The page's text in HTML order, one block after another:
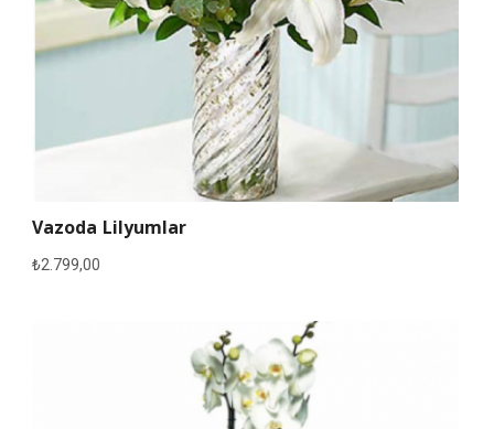
Vazoda Lilyumlar
₺2.799,00